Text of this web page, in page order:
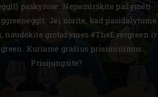
paskyrose. Nepamirškite pažymėti
Jei norite, kad pasidalytume
naudokite grotažymes #TheEvergreen ir
Kuriame gražius prisiminimus.
Prisijungsite?